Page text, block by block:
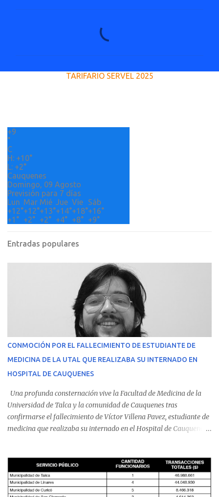
s
TARIFARIO SERVEL 2025
+9
°
C
H: +10°
L: +2°
Cauquenes
Domingo, 09 Agosto
Previsión para 7 días
Lun Mar Mié Jue Vie
Sáb
+12°+12°+13°+14°+18°+16°
+1° +2° +2° +4° +8° +9°
Entradas populares
CONMOCIÓN POR EL FALLECIMIENTO DE ESTUDIANTE DE
MEDICINA DE LA UTAL QUE REALIZABA SU INTERNADO EN
HOSPITAL DE CAUQUENES
Una profunda consternación vive la Facultad de Medicina de la
Universidad de Talca y la comunidad de Cauquenes tras
confirmarse el fallecimiento de Víctor Villena Pavez, estudiante de
medicina que realizaba su internado en el Hospital de Cauquenes.
malestares físicos. Dada la complejidad de su estado de salud, el
equipo médico determinó su traslado de urgencia al Hospital
Regional de Talca y dado la urgencia la ambulancia partió hacia